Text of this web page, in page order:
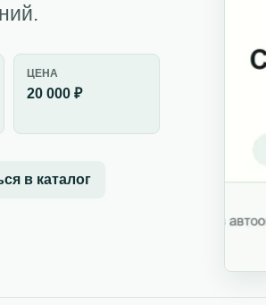
ЦЕНА
20 000 ₽
в каталог